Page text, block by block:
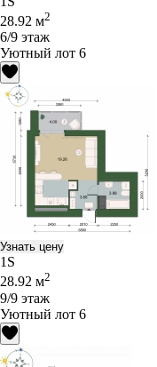
28.92 м2
6/9 этаж
Уютный лот 6
Узнать цену
1S
28.92 м2
9/9 этаж
Уютный лот 6